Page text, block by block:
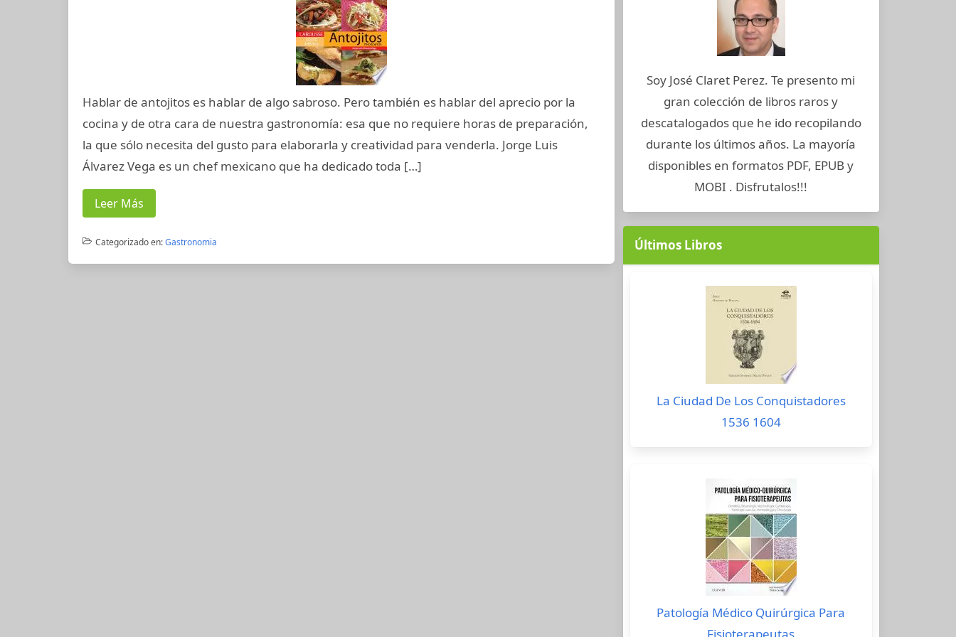
Hablar de antojitos es hablar de algo sabroso. Pero también es hablar del aprecio por la
cocina y de otra cara de nuestra gastronomía: esa que no requiere horas de preparación,
la que sólo necesita del gusto para elaborarla y creatividad para venderla. Jorge Luis
Álvarez Vega es un chef mexicano que ha dedicado toda […]
Leer Más
Categorizado en:Gastronomia
Soy José Claret Perez. Te presento mi
gran colección de libros raros y
descatalogados que he ido recopilando
durante los últimos años. La mayoría
disponibles en formatos PDF, EPUB y
MOBI . Disfrutalos!!!
Últimos Libros
La Ciudad De Los Conquistadores
1536 1604
Patología Médico Quirúrgica Para